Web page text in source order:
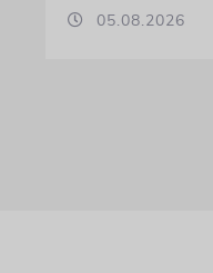
05.08.2026